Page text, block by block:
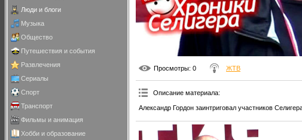
Люди и блоги
Музыка
Общество
Путешествия и события
Развлечения
Сериалы
Спорт
Транспорт
Фильмы и анимация
Хобби и образование
Просмотры: 0 ЖТВ
Описание материала:
Александр Гордон заинтриговал участников